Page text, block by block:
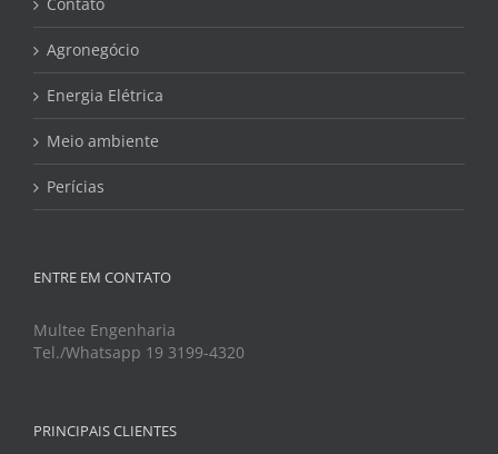
Agronegócio
Energia Elétrica
Meio ambiente
Perícias
ENTRE EM CONTATO
Multee Engenharia
Tel./Whatsapp 19 3199-4320
PRINCIPAIS CLIENTES